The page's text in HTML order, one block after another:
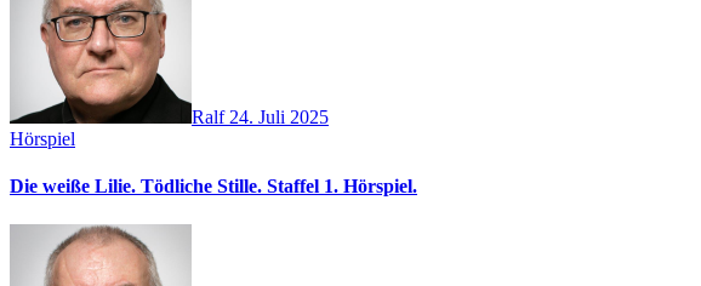
Ralf 24. Juli 2025
Hörspiel
Die weiße Lilie. Tödliche Stille. Staffel 1. Hörspiel.